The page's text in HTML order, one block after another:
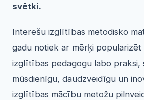
svētki.
Interešu izglītības metodisko
gadu notiek ar mērķi
izglītības pedagogu labo praksi,
mūsdienīgu, daudzveidīgu un
izglītības mācību metožu